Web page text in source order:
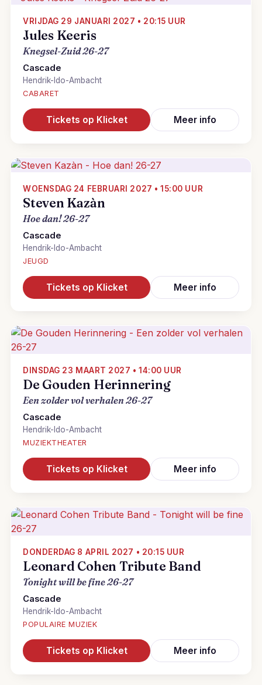
VRIJDAG 29 JANUARI 2027 • 20:15 UUR
Jules Keeris
Knegsel-Zuid 26-27
Cascade
Hendrik-Ido-Ambacht
CABARET
Tickets op Klicket Meer info
WOENSDAG 24 FEBRUARI 2027 • 15:00 UUR
Steven Kazàn
Hoe dan! 26-27
Cascade
Hendrik-Ido-Ambacht
JEUGD
Tickets op Klicket Meer info
DINSDAG 23 MAART 2027 • 14:00 UUR
De Gouden Herinnering
Een zolder vol verhalen 26-27
Cascade
Hendrik-Ido-Ambacht
MUZIEKTHEATER
Tickets op Klicket Meer info
DONDERDAG 8 APRIL 2027 • 20:15 UUR
Leonard Cohen Tribute Band
Tonight will be fine 26-27
Cascade
Hendrik-Ido-Ambacht
POPULAIRE MUZIEK
Tickets op Klicket Meer info